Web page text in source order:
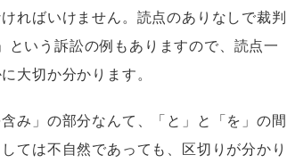
ればいけません。読点のありなしで裁判
」という訴訟の例もありますので、読点一
大切か分かります。
み」の部分なんて、「と」と「を」の間
ては不自然であっても、区切りが分かり